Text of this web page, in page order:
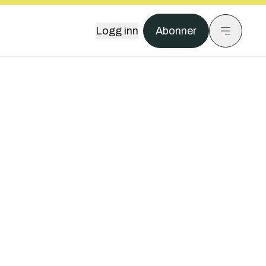
Logg inn Abonner